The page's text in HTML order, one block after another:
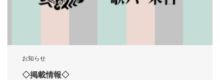
お知らせ
◇掲載情報◇